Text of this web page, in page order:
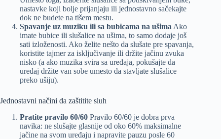
nastavke koji bolje prijanjaju ili jednostavno sačekajte
dok ne budete na tišem mestu.
Spavanje uz muziku ili sa bubicama na ušimaAko
imate bubice ili slušalice na ušima, to samo dodaje još
sati izloženosti. Ako želite nešto da slušate pre spavanja,
koristite tajmer za isključivanje ili držite jačinu zvuka
nisko (a ako muzika svira sa uređaja, pokušajte da
uređaj držite van sobe umesto da stavljate slušalice
preko ušiju).
Jednostavni načini da zaštitite sluh
Pratite pravilo 60/60 Pravilo 60/60 je dobra prva
navika: ne slušajte glasnije od oko 60% maksimalne
jačine na svom uređaju i napravite pauzu posle 60